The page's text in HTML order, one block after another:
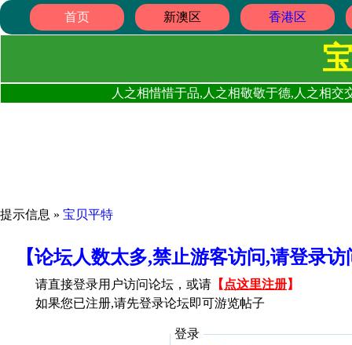
首页 新澳区 香港区
人之相惜惜于品,人之相敬敬于德,人之相
提示信息 » 宝贝平特
【论坛人数太多,禁止游客访问,请登录
请直接登录用户访问论坛，或请 【 点这里注册】
如果您已注册,请先登录论坛即可游览帖子
登录